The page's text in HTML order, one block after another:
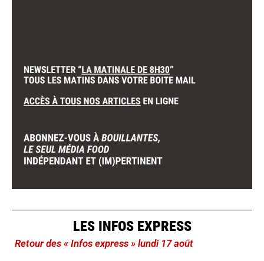
LES INFOS EXPRESS
Retour des « Infos express » lundi 17 août